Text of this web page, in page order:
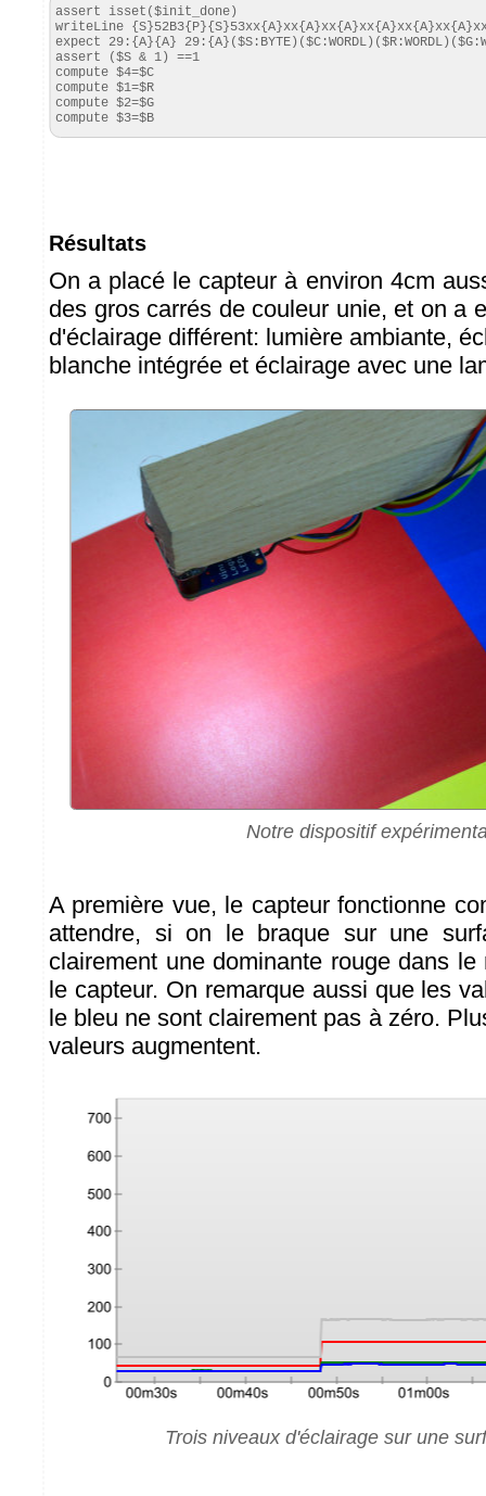
assert isset($init_done)
writeLine
expect 29:{A}{A}
assert ($S & 1) ==1
compute $4=$C
compute $1=$R
compute $2=$G
compute $3=$B
Résultats
On a placé le capteur à environ 4cm
des gros carrés de couleur unie, et on a
d'éclairage différent: lumière ambiante,
blanche intégrée et éclairage avec une
Notre dispositif
A première vue, le capteur fonctionne
attendre, si on le braque sur une
clairement une dominante rouge dans le
le capteur. On remarque aussi que les
le bleu ne sont clairement pas à zéro.
valeurs augmentent.
Trois niveaux d'éclairage sur une